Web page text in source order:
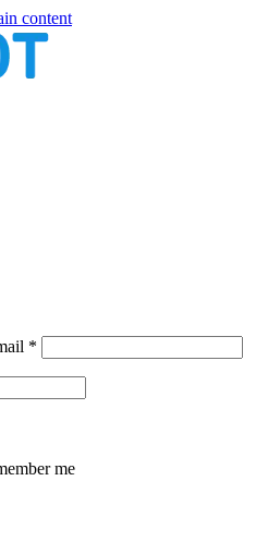
content
*
buộc
me